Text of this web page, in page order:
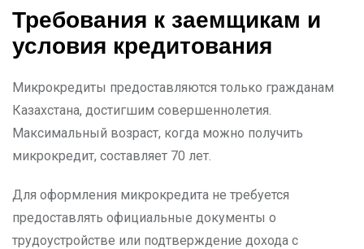
Требования к заемщикам и
условия кредитования
Микрокредиты предоставляются только гражданам
Казахстана, достигшим совершеннолетия.
Максимальный возраст, когда можно получить
микрокредит, составляет 70 лет.
Для оформления микрокредита не требуется
предоставлять официальные документы о
трудоустройстве или подтверждение дохода с